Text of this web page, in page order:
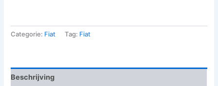
Categorie: Fiat Tag: Fiat
Beschrijving